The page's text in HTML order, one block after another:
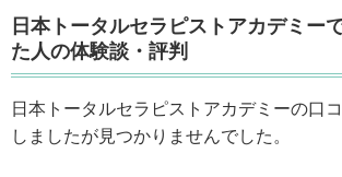
日本トータルセラピストアカデミー
た人の体験談・評判
日本トータルセラピストアカデミーの口
しましたが見つかりませんでした。